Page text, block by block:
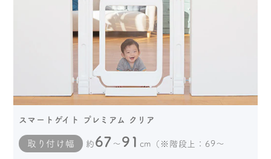
スマートゲイト プレミアム クリア
取り付け幅 約 67 ～ 91 cm（※階段上：69～